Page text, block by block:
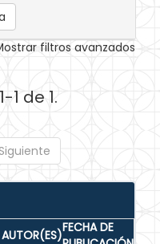
filtros avanzados
1 de 1.
Siguiente
AUTOR(ES)FECHA DE